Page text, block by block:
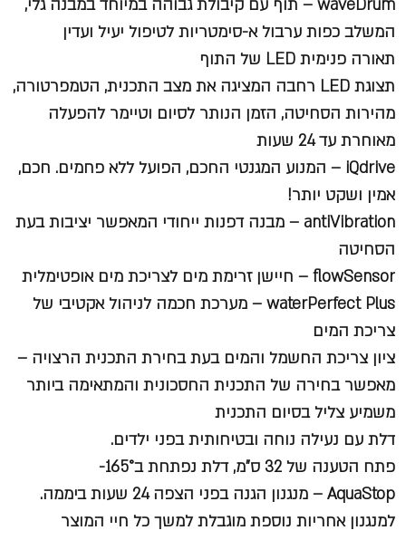
waveDrum– תוף עם קיבולת גבוהה במיוחד במבנה גלי,
המשלב כפות ערבול א-סימטריות לטיפול יעיל ועדין
תאורה פנימית LED של התוף
תצוגת LED רחבה
המציגה את מצב התכנית, הטמפרטורה,
מהירות הסחיטה, הזמן הנותר לסיום וטיימר להפעלה
מאוחרת עד 24 שעות
iQdrive – המנוע המגנטי החכם, הפועל ללא פחמים. חכם,
אמין ושקט יותר!
antiVibration – מבנה דפנות ייחודי המאפשר יציבות בעת
הסחיטה
flowSensor– חיישן זרימת מים לצריכת מים אופטימלית
waterPerfect Plus– מערכת חכמה לניהול אקטיבי של
צריכת המים
ציון צריכת החשמל והמים בעת בחירת התכנית הרצויה –
מאפשר בחירה של התכנית החסכונית והמתאימה ביותר
משמיע צליל בסיום התכנית
דלת עם נעילה נוחה ובטיחותית בפני ילדים.
פתח הטענה של 32 ס"מ, דלת נפתחת ב165°-
AquaStop
– מנגנון הגנה בפני הצפה 24 שעות ביממה.
למנגנון אחריות נוספת מוגבלת למשך כל חיי המוצר